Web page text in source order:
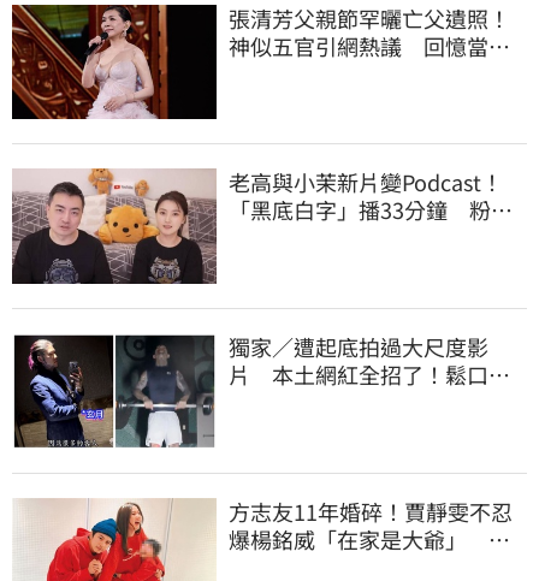
張清芳父親節罕曬亡父遺照！
神似五官引網熱議 回憶當年
老高與小茉新片變Podcast！
「黑底白字」播33分鐘 粉絲
獨家／遭起底拍過大尺度影
片 本土網紅全招了！鬆口下
方志友11年婚碎！賈靜雯不忍
爆楊銘威「在家是大爺」 洩